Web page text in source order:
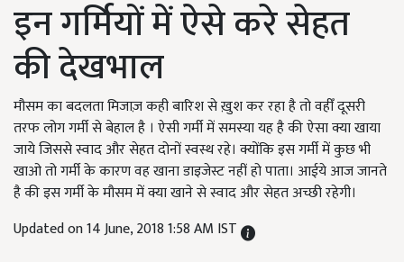
इन गर्मियों में ऐसे करे सेहत
की देखभाल
मौसम का बदलता मिजाज़ कही बारिश से ख़ुश कर रहा है तो वहीँ दूसरी
तरफ लोग गर्मी से बेहाल है । ऐसी गर्मी में समस्या यह है की ऐसा क्या खाया
जाये जिससे स्वाद और सेहत दोनों स्वस्थ रहे। क्योंकि इस गर्मी में कुछ भी
खाओ तो गर्मी के कारण वह खाना डाइजेस्ट नहीं हो पाता। आईये आज जानते
है की इस गर्मी के मौसम में क्या खाने से स्वाद और सेहत अच्छी रहेगी।
Updated on 14 June, 2018 1:58 AM IST